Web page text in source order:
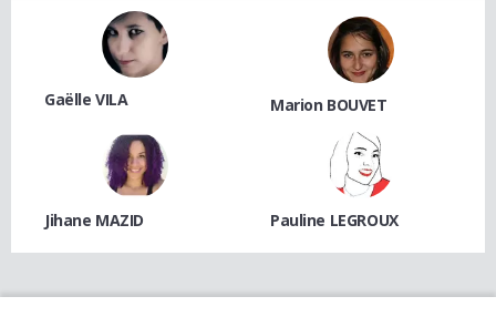
Gaëlle VILA Marion BOUVET
Jihane MAZID Pauline LEGROUX